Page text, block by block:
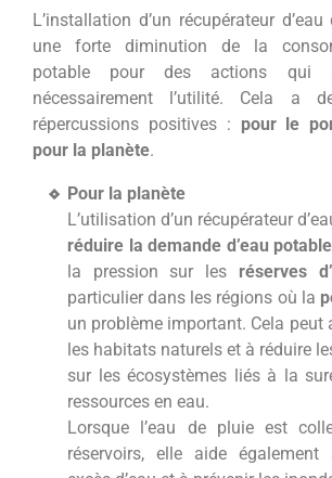
L’installation d’un récupérateur
une forte diminution de la
potable pour des actions qui
nécessairement l’utilité. Cela a
répercussions positives : pour le
pour la planète.
Pour la planète
L’utilisation d’un récupérateur
réduire la demande d’eau potable
la pression sur les réserves
particulier dans les régions où la
un problème important. Cela peut
les habitats naturels et à réduire
sur les écosystèmes liés à la
ressources en eau.
Lorsque l’eau de pluie est
réservoirs, elle aide